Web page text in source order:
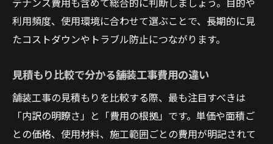
利用頻度、使用環境に合わせて選ぶことで、長期的に見
たコストダウンやトラブル防止につながります。
見積もり比較で分かる舗装工事費用の違い
舗装工事の見積もりを比較する際、最も注目すべきは
「内訳の明瞭さ」と「費用の根拠」です。単価や面積ご
との価格、使用材料、施工範囲ごとの費用が明記されて